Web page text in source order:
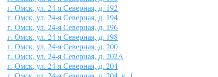
г. Омск, ул. 24-я Северная, д. 192
г. Омск, ул. 24-я Северная, д. 194
г. Омск, ул. 24-я Северная, д. 196
г. Омск, ул. 24-я Северная, д. 198
г. Омск, ул. 24-я Северная, д. 200
г. Омск, ул. 24-я Северная, д. 202А
г. Омск, ул. 24-я Северная, д. 204